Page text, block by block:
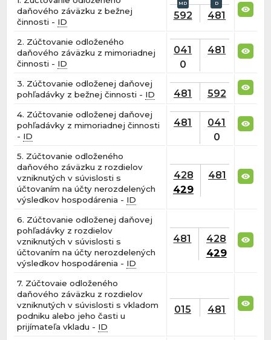
daňového záväzku z bežnej
činnosti - ID
592 481
2. Zúčtovanie odloženého
daňového záväzku z mimoriadnej
činnosti - ID
041
0
481
3. Zúčtovanie odloženej daňovej
pohľadávky z bežnej činnosti - ID 481 592
4. Zúčtovanie odloženej daňovej
pohľadávky z mimoriadnej činnosti
- ID
481
041
0
5. Zúčtovanie odloženého
daňového záväzku z rozdielov
vzniknutých v súvislosti s
účtovaním na účty nerozdelených
výsledkov hospodárenia - ID
428
429
481
6. Zúčtovanie odloženej daňovej
pohľadávky z rozdielov
vzniknutých v súvislosti s
účtovaním na účty nerozdelených
výsledkov hospodárenia - ID
481
428
429
7. Zúčtovaie odloženého
daňového záväzku z rozdielov
vzniknutých v súvislosti s vkladom
podniku alebo jeho časti u
prijímateľa vkladu - ID
015 481